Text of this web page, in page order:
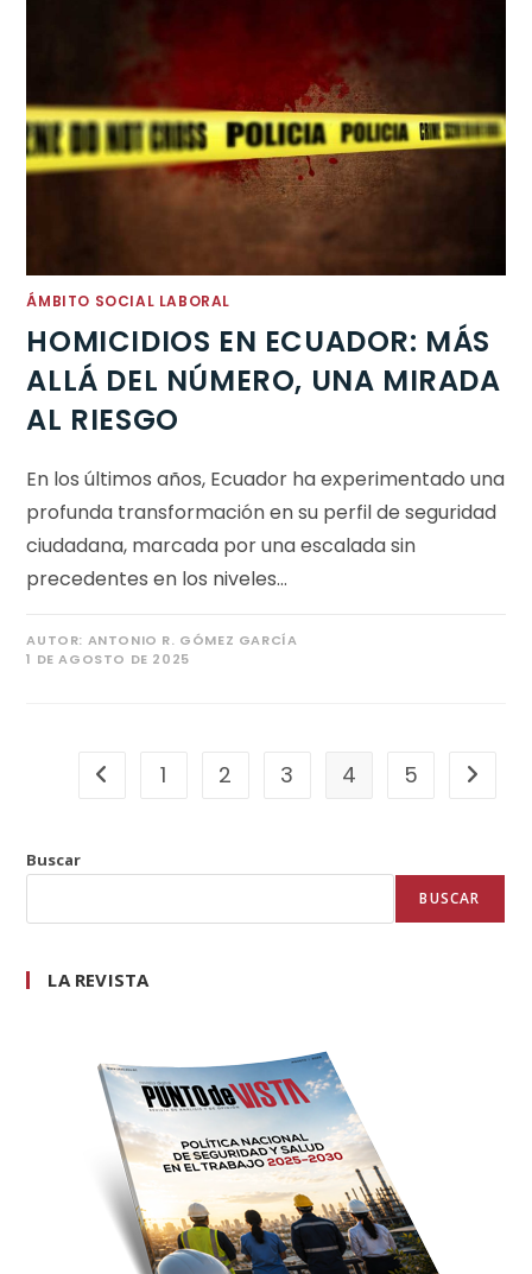
ÁMBITO SOCIAL LABORAL
HOMICIDIOS EN ECUADOR: MÁS
ALLÁ DEL NÚMERO, UNA MIRADA
AL RIESGO
En los últimos años, Ecuador ha experimentado una
profunda transformación en su perfil de seguridad
ciudadana, marcada por una escalada sin
precedentes en los niveles…
AUTOR: ANTONIO R. GÓMEZ GARCÍA
1 DE AGOSTO DE 2025
1 2 3 4 5
Buscar
BUSCAR
LA REVISTA